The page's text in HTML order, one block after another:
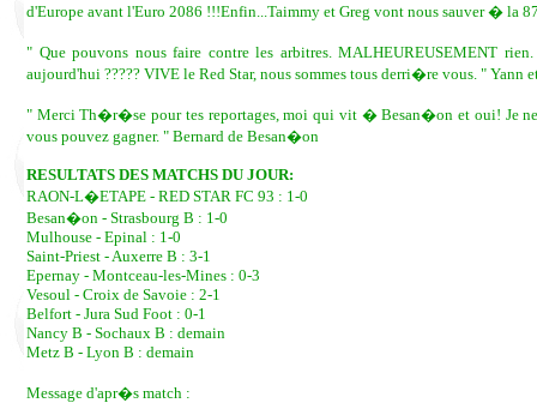
d'Europe avant l'Euro 2086 !!!Enfin...Taimmy et Greg vont nous sauver � la
" Que pouvons nous faire contre les arbitres. MALHEUREUSEMENT
aujourd'hui ????? VIVE le Red Star, nous sommes tous derri�re vous. "
" Merci Th�r�se pour tes reportages, moi qui vit � Besan�on et oui! Je
vous pouvez gagner. " Bernard de Besan�on
RESULTATS DES MATCHS DU JOUR:
RAON-L�ETAPE - RED STAR FC 93 : 1-0
Besan�on - Strasbourg B : 1-0
Mulhouse - Epinal : 1-0
Saint-Priest - Auxerre B : 3-1
Epernay - Montceau-les-Mines : 0-3
Vesoul - Croix de Savoie : 2-1
Belfort - Jura Sud Foot : 0-1
Nancy B - Sochaux B : demain
Metz B - Lyon B : demain
Message d'apr�s match :